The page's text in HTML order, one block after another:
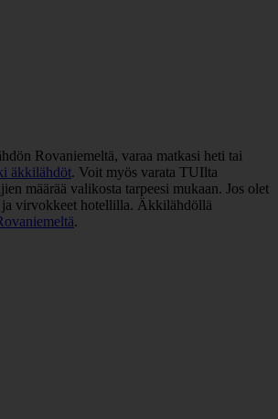
Rovaniemeltä, varaa matkasi heti tai
äkkilähdöt. Voit myös varata TUIlta
määrää valikosta tarpeesi mukaan. Jos olet
virvokkeet hotellilla. Äkkilähdöllä
.